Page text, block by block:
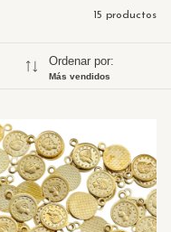
15 productos
Ordenar por:
Más vendidos